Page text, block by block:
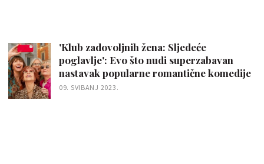
'Klub zadovoljnih žena: Sljedeće
poglavlje': Evo što nudi superzabavan
nastavak popularne romantične komedije
09. SVIBANJ 2023.